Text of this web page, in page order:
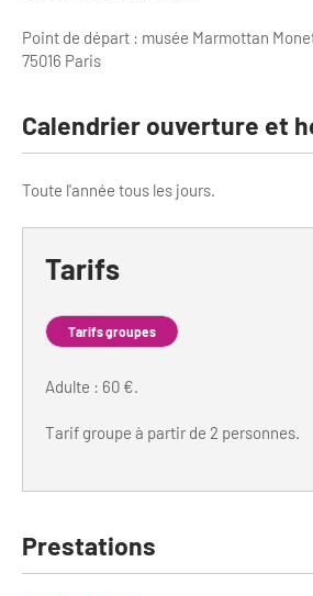
Nos publics en situation de handicap
Annuaire accessibilité
Le Label Villes et Villages
L'organisation des visites
Remise des Prix
Newsletter BtoB
Institutionnels du tourisme
Grands Evènements
Point de départ : musée Marmottan
75016 Paris
Calendrier ouverture et
Toute l'année tous les jours.
Tarifs
Tarifs groupes
Adulte : 60 €.
Tarif groupe à partir de 2 personnes.
Prestations